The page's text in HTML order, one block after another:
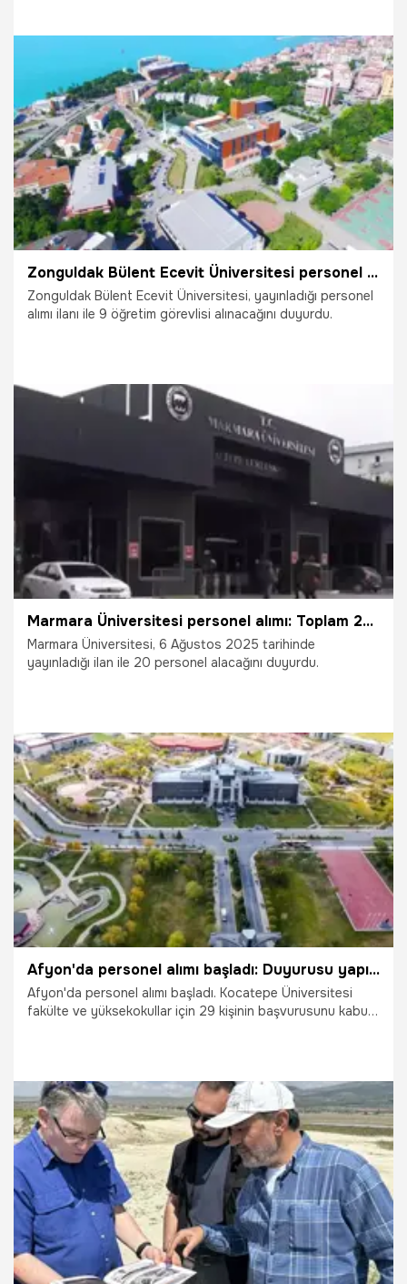
13.08.2025 Gündem
Zonguldak Bülent Ecevit Üniversitesi personel alımı: 9 öğretim görevlisi alınacak
Zonguldak Bülent Ecevit Üniversitesi, yayınladığı personel
alımı ilanı ile 9 öğretim görevlisi alınacağını duyurdu.
12.08.2025
Marmara Üniversitesi personel alımı: Toplam 20 personel alınacak
Marmara Üniversitesi, 6 Ağustos 2025 tarihinde
yayınladığı ilan ile 20 personel alacağını duyurdu.
6.08.2025 Gündem
Afyon'da personel alımı başladı: Duyurusu yapıldı, 15 gün süresi var!
Afyon'da personel alımı başladı. Kocatepe Üniversitesi
fakülte ve yüksekokullar için 29 kişinin başvurusunu kabul
3.07.2025 Gündem